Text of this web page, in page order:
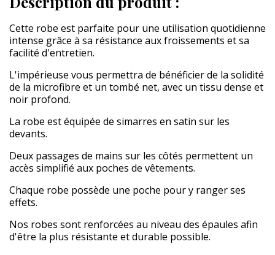
Cette robe est parfaite pour une utilisation quotidienne
intense grâce à sa résistance aux froissements et sa
facilité d'entretien.
L'impérieuse vous permettra de bénéficier de la solidité
de la microfibre et un tombé net, avec un tissu dense et
noir profond.
La robe est équipée de simarres en satin sur les
devants.
Deux passages de mains sur les côtés permettent un
accès simplifié aux poches de vêtements.
Chaque robe possède une poche pour y ranger ses
effets.
Nos robes sont renforcées au niveau des épaules afin
d'être la plus résistante et durable possible.